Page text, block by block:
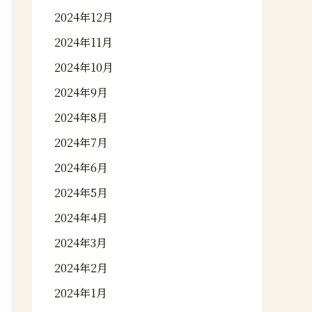
2024年12月
2024年11月
2024年10月
2024年9月
2024年8月
2024年7月
2024年6月
2024年5月
2024年4月
2024年3月
2024年2月
2024年1月